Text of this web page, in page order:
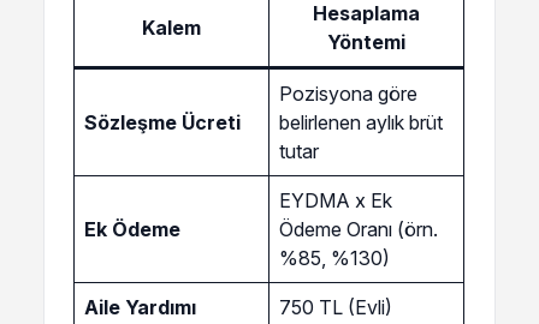
Kalem
Hesaplama
Yöntemi
Sözleşme Ücreti
Pozisyona göre
belirlenen aylık brüt
tutar
Ek Ödeme
EYDMA x Ek
Ödeme Oranı (örn.
%85, %130)
Aile Yardımı 750 TL (Evli)